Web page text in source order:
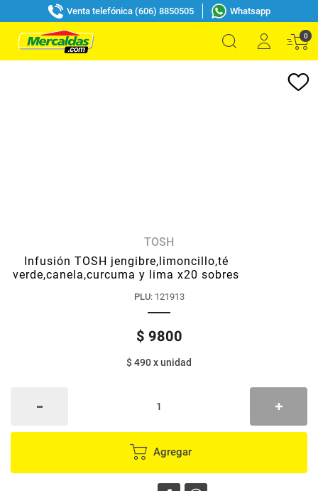
Venta telefónica (606) 8850505 Whatsapp
0
TOSH
Infusión TOSH jengibre,limoncillo,té
verde,canela,curcuma y lima x20 sobres
PLU: 121913
$ 9800
$ 490xunidad
Agregar